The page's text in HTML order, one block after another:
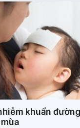
khuẩn